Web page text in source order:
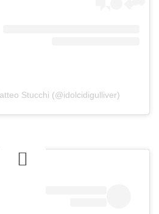
Stucchi (@idolcidigulliver)